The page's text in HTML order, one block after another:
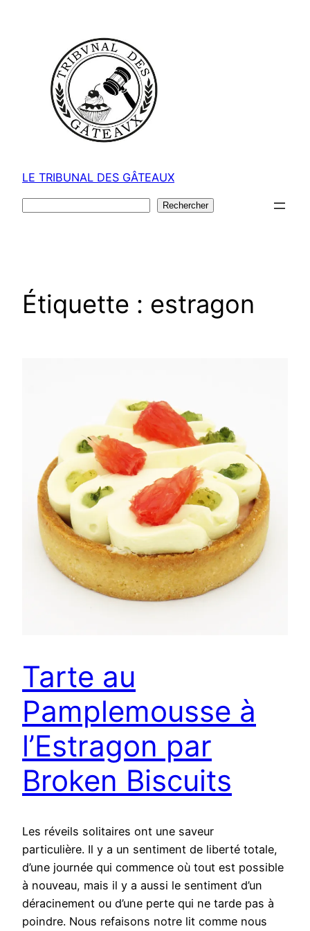
LE TRIBUNAL DES GÂTEAUX
Rechercher
Étiquette : estragon
Tarte au
Pamplemousse à
l’Estragon par
Broken Biscuits
Les réveils solitaires ont une saveur
particulière. Il y a un sentiment de liberté totale,
d’une journée qui commence où tout est possible
à nouveau, mais il y a aussi le sentiment d’un
déracinement ou d’une perte qui ne tarde pas à
poindre. Nous refaisons notre lit comme nous